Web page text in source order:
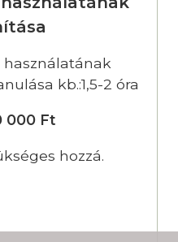
kb.:1,5-2 óra
000 Ft
hozzá.